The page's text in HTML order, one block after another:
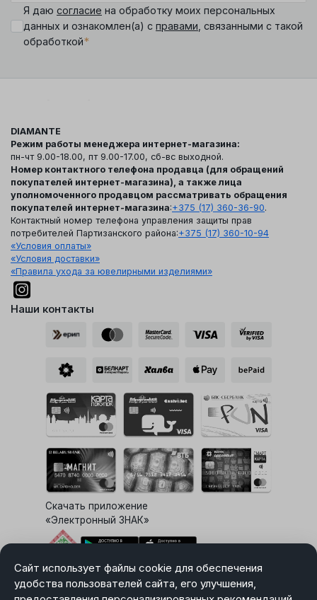
Сайт использует файлы cookie для обеспечения
удобства пользователей сайта, его улучшения,
Я даю согласие на обработку моих персональных
данных и ознакомлен(а) с правами , связанными с такой
обработкой*
DIAMANTE
Режим работы менеджера интернет-магазина:
пн-чт 9.00-18.00, пт 9.00-17.00, сб-вс выходной.
Номер контактного телефона продавца (для обращений
покупателей интернет-магазина), а также лица
уполномоченного продавцом рассматривать обращения
покупателей интернет-магазина:+375 (17) 360-36-90.
Контактный номер телефона управления защиты прав
потребителей Партизанского района:+375 (17) 360-10-94
«Условия оплаты»
«Условия доставки»
«Правила ухода за ювелирными изделиями»
Наши контакты
Скачать приложение
«Электронный ЗНАК»
Выбор настроек Cookie